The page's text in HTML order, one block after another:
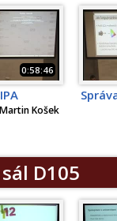
0:58:46
Košek
D105